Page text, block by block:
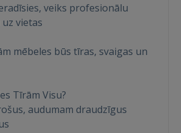
FACEBOOK
GOOGLE
in with Apple
Vēl neesat reģistrējies?
veiks profesionālu
vietas
mēbeles būs tīras, svaigas un
Tīrām Visu?
audumam draudzīgus